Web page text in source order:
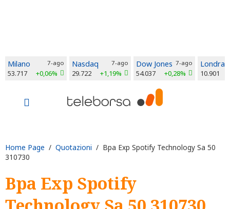
Milano 7-ago
53.717 +0,06%
Nasdaq 7-ago
29.722 +1,19%
Dow Jones 7-ago
54.037 +0,28%
Londra
10.901
Home Page / Quotazioni / Bpa Exp Spotify Technology Sa 50
310730
Bpa Exp Spotify